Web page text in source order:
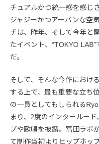
チュアルかつ統一感を感じ
ジャジーかつアーバンな空
チは、昨年、そして今年と
たイベント、“TOKYO
だ。
そして、そんな今作におけ
する上で、最も重要な立ち
の一員としてもしられる
まり、2度のインタールー
プや歌唱を披露。冨田ラボ
て制作当初よりヒップホッ